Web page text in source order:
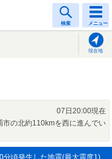
検索 メニュー
現在地
07日20:00現在
の北約110kmを西に進んでい
分頃発生した地震(最大震度1)